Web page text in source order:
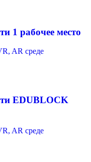
1 рабочее место
AR среде
EDUBLOCK
AR среде